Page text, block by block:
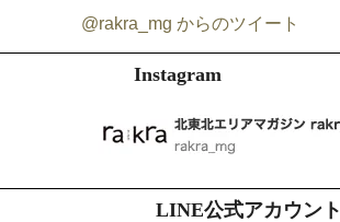
@rakra_mg からのツイート
Instagram
LINE公式アカウント